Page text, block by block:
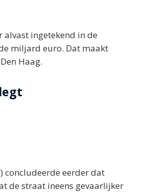
alvast ingetekend in de
miljard euro. Dat maakt
Haag.
concludeerde eerder dat
de straat ineens gevaarlijker